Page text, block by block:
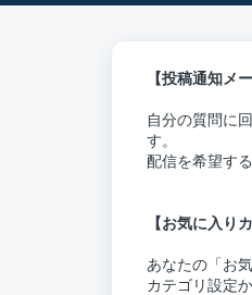
【投稿通知メー
自分の質問に
す。
配信を希望す
【お気に入り
あなたの「お
カテゴリ設定